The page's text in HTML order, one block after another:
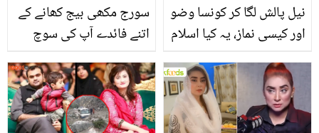
سورج مکھی بیج کھانے کے
اتنے فائدے آپ کی سوچ
سے بھی زیادہ
نیل پالش لگا کر کونسا وضو
اور کیسی نماز، یہ کیا اسلام
ہے؟ ماڈل نادیہ حسین کے
نماز پڑھنے کی ویڈیو،
سوشل میڈیا صارفین بھڑک
اُٹھے